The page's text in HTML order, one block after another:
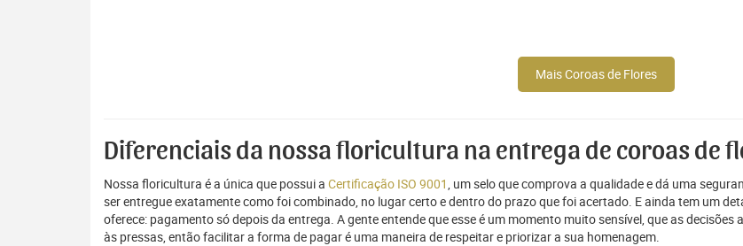
Mais Coroas de Flores
Diferenciais da nossa floricultura na entrega de coroas de
Nossa floricultura é a única que possui a Certificação ISO 9001, um selo que comprova a qualidade e dá uma
ser entregue exatamente como foi combinado, no lugar certo e dentro do prazo que foi acertado. E ainda tem um
oferece: pagamento só depois da entrega. A gente entende que esse é um momento muito sensível, que as
às pressas, então facilitar a forma de pagar é uma maneira de respeitar e priorizar a sua homenagem.